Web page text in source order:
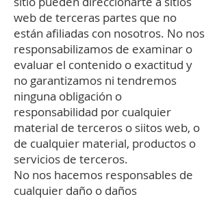
web de terceras partes que no
están afiliadas con nosotros. No nos
responsabilizamos de examinar o
evaluar el contenido o exactitud y
no garantizamos ni tendremos
ninguna obligación o
responsabilidad por cualquier
material de terceros o siitos web, o
de cualquier material, productos o
servicios de terceros.
No nos hacemos responsables de
cualquier daño o daños